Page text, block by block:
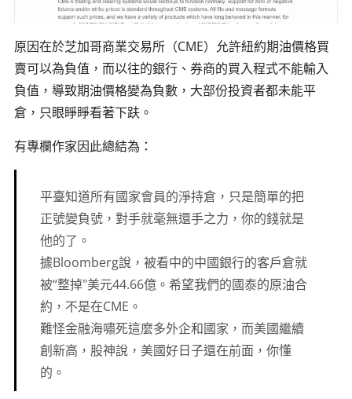
原因在於芝加哥商業交易所（CME）允許紐約期油價格買
賣可以為負值，而以往的銀行、券商的買入程式不能輸入
負值，導致期油價格變為負數，大部份投資者都未能平
倉，只眼睜睜看著下趺。
有專欄作家因此總結為：
平臺知道所有國家會員的淨持倉，只是簡單的把
正號變負號，對手就毫無還手之力，你的錢就是
他的了。
據Bloomberg說，被看中的中國銀行的客戶倉就
被“整掉"美元44.66億。希望我們的國泰的原油合
約，不是在CME。
難怪金融海嘯死這麼多外企和國家，而美國繼續
創新高，股神說，美國好日子還在前面，你懂
的。